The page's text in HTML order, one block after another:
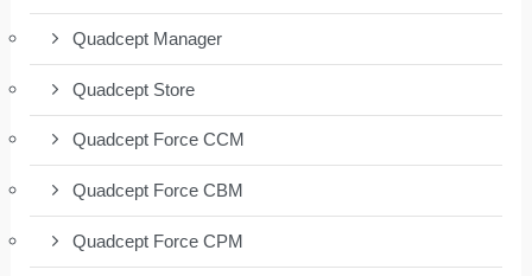
Quadcept Manager
Quadcept Store
Quadcept Force CCM
Quadcept Force CBM
Quadcept Force CPM